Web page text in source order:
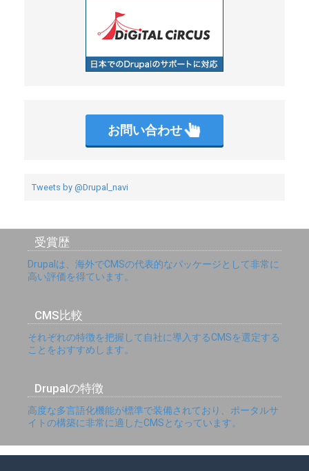
お問い合わせ
Tweets by @Drupal_navi
受賞歴
Drupalは、海外でCMSの代表的なパッケージとして非常に
高い評価を得ています。
CMS比較
それぞれの特徴を把握して自社に導入するCMSを選定する
ことをおすすめします。
Drupalの特徴
高度な多言語化機能が標準で装備されており、ポータルサ
イトの構築に非常に適したCMSとなっています。